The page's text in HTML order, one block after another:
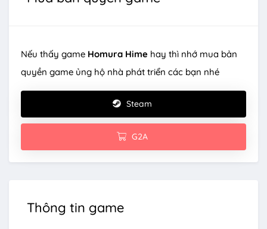
Nếu thấy game Homura Hime hay thì nhớ mua bản
quyền game ủng hộ nhà phát triển các bạn nhé
Steam
G2A
Thông tin game